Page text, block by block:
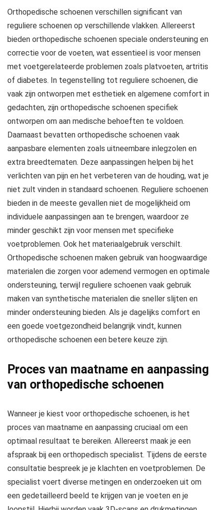
Orthopedische schoenen verschillen significant van
reguliere schoenen op verschillende vlakken. Allereerst
bieden orthopedische schoenen speciale ondersteuning en
correctie voor de voeten, wat essentieel is voor mensen
met voetgerelateerde problemen zoals platvoeten, artritis
of diabetes. In tegenstelling tot reguliere schoenen, die
vaak zijn ontworpen met esthetiek en algemene comfort in
gedachten, zijn orthopedische schoenen specifiek
ontworpen om aan medische behoeften te voldoen.
Daarnaast bevatten orthopedische schoenen vaak
aanpasbare elementen zoals uitneembare inlegzolen en
extra breedtematen. Deze aanpassingen helpen bij het
verlichten van pijn en het verbeteren van de houding, wat je
niet zult vinden in standaard schoenen. Reguliere schoenen
bieden in de meeste gevallen niet de mogelijkheid om
individuele aanpassingen aan te brengen, waardoor ze
minder geschikt zijn voor mensen met specifieke
voetproblemen. Ook het materiaalgebruik verschilt.
Orthopedische schoenen maken gebruik van hoogwaardige
materialen die zorgen voor ademend vermogen en optimale
ondersteuning, terwijl reguliere schoenen vaak gebruik
maken van synthetische materialen die sneller slijten en
minder ondersteuning bieden. Als je dagelijks comfort en
een goede voetgezondheid belangrijk vindt, kunnen
orthopedische schoenen een betere keuze zijn.
Proces van maatname en aanpassing
van orthopedische schoenen
Wanneer je kiest voor orthopedische schoenen, is het
proces van maatname en aanpassing cruciaal om een
optimaal resultaat te bereiken. Allereerst maak je een
afspraak bij een orthopedisch specialist. Tijdens de eerste
consultatie bespreek je je klachten en voetproblemen. De
specialist voert diverse metingen en onderzoeken uit om
een gedetailleerd beeld te krijgen van je voeten en je